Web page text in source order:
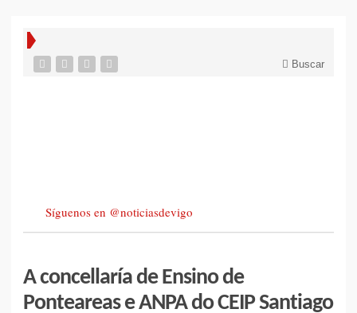
Buscar
Síguenos en @noticiasdevigo
A concellaría de Ensino de
Ponteareas e ANPA do CEIP Santiago